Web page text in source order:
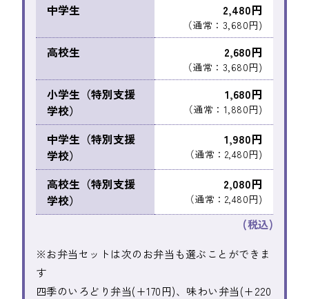
中学生 2,480円
（通常：3,680円)
高校生 2,680円
（通常：3,680円)
小学生（特別支援
学校）
1,680円
（通常：1,880円)
中学生（特別支援
学校）
1,980円
（通常：2,480円)
高校生（特別支援
学校）
2,080円
（通常：2,480円)
(税込)
※お弁当セットは次のお弁当も選ぶことができま
す
四季のいろどり弁当(+170円)、味わい弁当(+220